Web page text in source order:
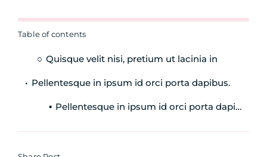
Table of contents
Quisque velit nisi, pretium ut lacinia in
Pellentesque in ipsum id orci porta dapibus.
Pellentesque in ipsum id orci porta dapibus.